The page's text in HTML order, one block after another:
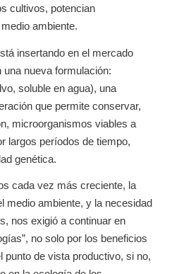
cultivos, potencian
ambiente.
insertando en el mercado
nueva formulación:
soluble en agua), una
que permite conservar,
microorganismos viables a
largos períodos de tiempo,
genética.
cada vez más creciente, la
medio ambiente, y la necesidad
nos exigió a continuar en
no solo por los beneficios
punto de vista productivo, si no,